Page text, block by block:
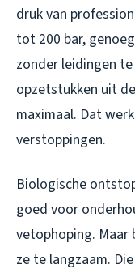
druk van
tot 200 bar,
zonder leidingen
opzetstukken uit
maximaal. Dat
verstoppingen.
Biologische
goed voor
vetophoping. Maar
ze te langzaam.